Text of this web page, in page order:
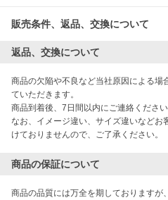
販売条件、返品、交換について
返品、交換について
商品の欠陥や不良など当社原因による場
ていただきます。
商品到着後、7日間以内にご連絡ください
なお、イメージ違い、サイズ違いなど
けておりませんので、ご了承ください。
商品の保証について
商品の品質には万全を期しておりますが